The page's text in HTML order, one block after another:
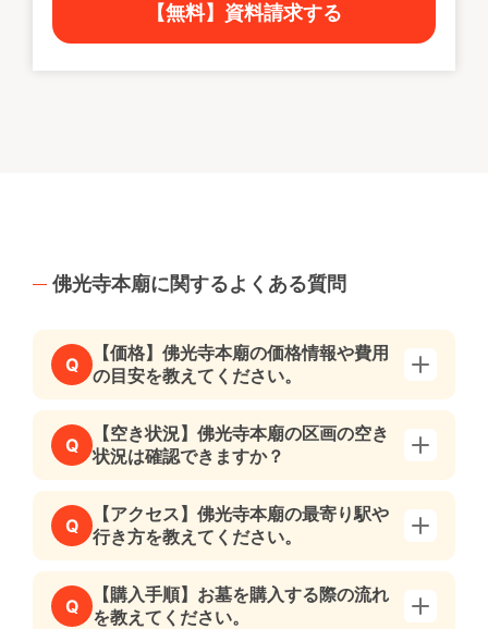
【無料】資料請求する
佛光寺本廟に関するよくある質問
Q
【価格】佛光寺本廟の価格情報や費用
の目安を教えてください。
Q
【空き状況】佛光寺本廟の区画の空き
状況は確認できますか？
Q
【アクセス】佛光寺本廟の最寄り駅や
行き方を教えてください。
Q
【購入手順】お墓を購入する際の流れ
を教えてください。